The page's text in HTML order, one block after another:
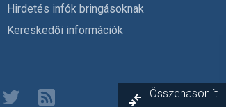
Hirdetés infók bringásoknak
Kereskedői információk
Összehasonlít